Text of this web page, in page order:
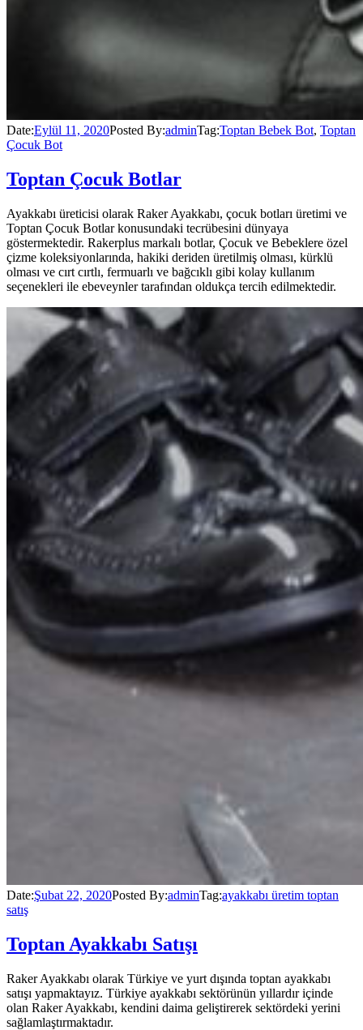
Date:Eylül 11, 2020Posted By:adminTag:Toptan Bebek Bot, Toptan
Çocuk Bot
Toptan Çocuk Botlar
Ayakkabı üreticisi olarak Raker Ayakkabı, çocuk botları üretimi ve
Toptan Çocuk Botlar konusundaki tecrübesini dünyaya
göstermektedir. Rakerplus markalı botlar, Çocuk ve Bebeklere özel
çizme koleksiyonlarında, hakiki deriden üretilmiş olması, kürklü
olması ve cırt cırtlı, fermuarlı ve bağcıklı gibi kolay kullanım
seçenekleri ile ebeveynler tarafından oldukça tercih edilmektedir.
Date:Şubat 22, 2020Posted By:adminTag:ayakkabı üretim toptan
satış
Toptan Ayakkabı Satışı
Raker Ayakkabı olarak Türkiye ve yurt dışında toptan ayakkabı
satışı yapmaktayız. Türkiye ayakkabı sektörünün yıllardır içinde
olan Raker Ayakkabı, kendini daima geliştirerek sektördeki yerini
sağlamlaştırmaktadır.